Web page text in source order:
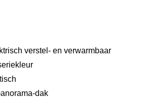
verstel- en verwarmbaar
dak